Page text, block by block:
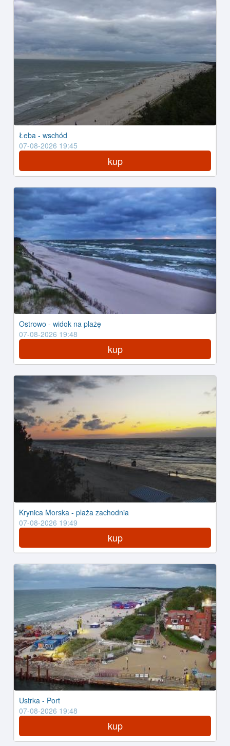
Łeba - wschód
07-08-2026 19:45
kup
Ostrowo - widok na plażę
07-08-2026 19:48
kup
Krynica Morska - plaża zachodnia
07-08-2026 19:49
kup
Ustrka - Port
07-08-2026 19:48
kup